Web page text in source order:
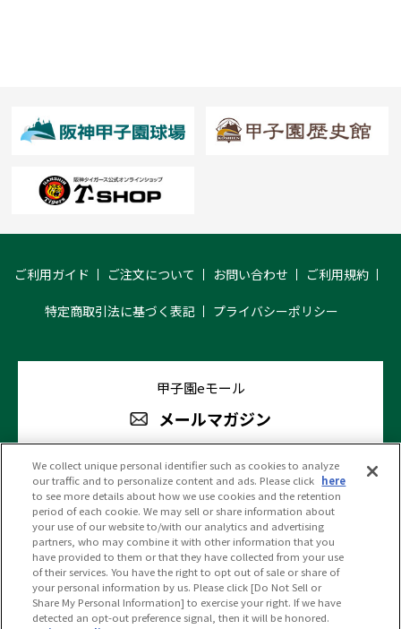
ご利用ガイド ご注文について お問い合わせ ご利用規約
特定商取引法に基づく表記 プライバシーポリシー
甲子園eモール
メールマガジン
阪神甲子園球場 公式SNS
(c)HANSHIN KOSHIEN STADIUM All Rights Reserved.
We collect unique personal identifier such as cookies to analyze
our traffic and to personalize content and ads. Please click here
to see more details about how we use cookies and the retention
period of each cookie. We may sell or share information about
your use of our website to/with our analytics and advertising
partners, who may combine it with other information that you
have provided to them or that they have collected from your use
of their services. You have the right to opt out of sale or share of
your personal information by us. Please click [Do Not Sell or
Share My Personal Information] to exercise your right. If we have
detected an opt-out preference signal, then it will be honored.